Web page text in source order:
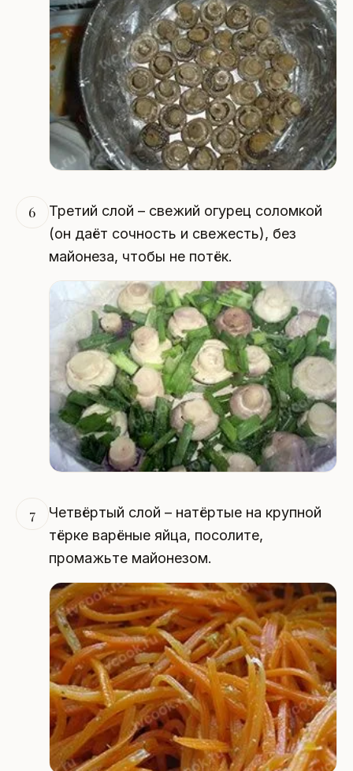
6
Третий слой – свежий огурец соломкой
(он даёт сочность и свежесть), без
майонеза, чтобы не потёк.
7
Четвёртый слой – натёртые на крупной
тёрке варёные яйца, посолите,
промажьте майонезом.